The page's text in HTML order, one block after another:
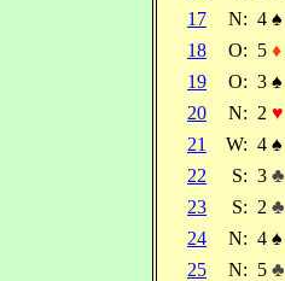
17
N: 4 ♠
18
O: 5 ♦
19
O: 3 ♠
20
N: 2 ♥
21
W: 4 ♠
22
S: 3 ♣
23
S: 2 ♣
24
N: 4 ♠
25
N: 5 ♣